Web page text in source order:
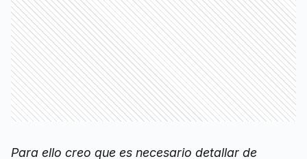
Para ello creo que es necesario detallar de